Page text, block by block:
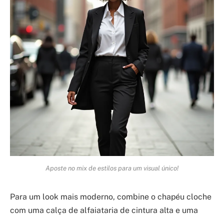
Aposte no mix de estilos para um visual único!
Para um look mais moderno, combine o chapéu cloche
com uma calça de alfaiataria de cintura alta e uma